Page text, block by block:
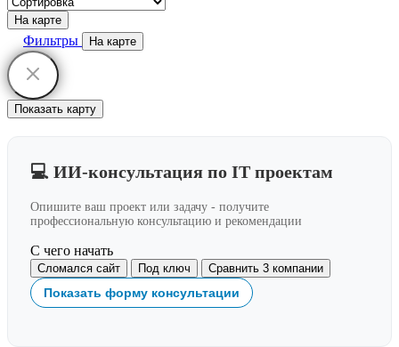
На карте
Фильтры На карте
Показать карту
💻 ИИ-консультация по IT проектам
Опишите ваш проект или задачу - получите
профессиональную консультацию и рекомендации
С чего начать
Сломался сайт Под ключ Сравнить 3 компании
Показать форму консультации